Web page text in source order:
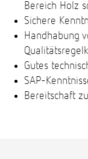
Bereich Holz
Sichere
Handhabung
Gutes
SAP-
Bereitschaft